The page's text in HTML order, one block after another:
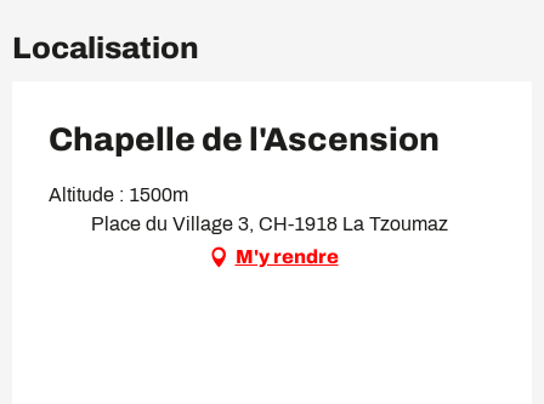
Localisation
Chapelle de l'Ascension
Altitude : 1500m
Place du Village 3, CH-1918 La Tzoumaz
M'y rendre